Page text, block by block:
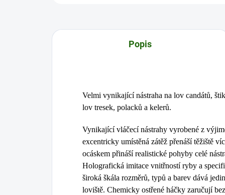
Popis
Velmi vynikající nástraha na lov candátů,
lov tresek, polacků a kelerů.
Vynikající vláčecí nástrahy vyrobené z
excentricky umístěná zátěž přenáší těžiště
ocáskem přináší realistické pohyby celé
Holografická imitace vnitřností ryby a
široká škála rozměrů, typů a barev dává
loviště. Chemicky ostřené háčky zaručují